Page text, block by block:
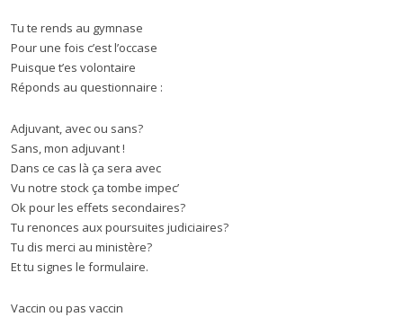
Tu te rends au gymnase
Pour une fois c’est l’occase
Puisque t’es volontaire
Réponds au questionnaire :
Adjuvant, avec ou sans?
Sans, mon adjuvant !
Dans ce cas là ça sera avec
Vu notre stock ça tombe impec’
Ok pour les effets secondaires?
Tu renonces aux poursuites judiciaires?
Tu dis merci au ministère?
Et tu signes le formulaire.
Vaccin ou pas vaccin